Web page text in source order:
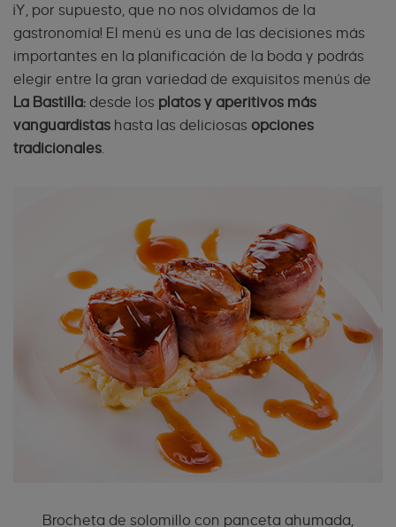
¡Y, por supuesto, que no nos olvidamos de la
gastronomía! El menú es una de las decisiones más
importantes en la planificación de la boda y podrás
elegir entre la gran variedad de exquisitos menús de
La Bastilla: desde los platos y aperitivos más
vanguardistas hasta las deliciosas opciones
tradicionales.
Brocheta de solomillo con panceta ahumada,